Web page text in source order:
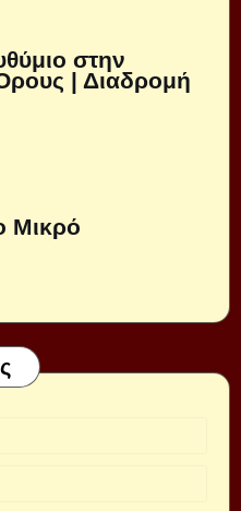
στην
| Διαδρομή
Μικρό